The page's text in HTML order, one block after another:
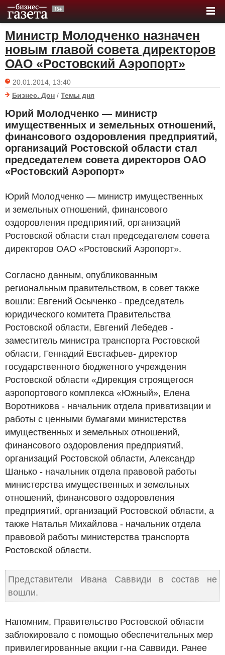
Министр Молодченко назначен
новым главой совета директоров
ОАО «Ростовский Аэропорт»
20.01.2014, 13:40
Бизнес. Дон / Темы дня
Юрий Молодченко — министр
имущественных и земельных отношений,
финансового оздоровления предприятий,
организаций Ростовской области стал
председателем совета директоров ОАО
«Ростовский Аэропорт»
Юрий Молодченко — министр имущественных
и земельных отношений, финансового
оздоровления предприятий, организаций
Ростовской области стал председателем совета
директоров ОАО «Ростовский Аэропорт».
Согласно данным, опубликованным
региональным правительством, в совет также
вошли: Евгений Осыченко - председатель
юридического комитета Правительства
Ростовской области, Евгений Лебедев -
заместитель министра транспорта Ростовской
области, Геннадий Евстафьев- директор
государственного бюджетного учреждения
Ростовской области «Дирекция строящегося
аэропортового комплекса «Южный», Елена
Воротникова - начальник отдела приватизации и
работы с ценными бумагами министерства
имущественных и земельных отношений,
финансового оздоровления предприятий,
организаций Ростовской области, Александр
Шанько - начальник отдела правовой работы
министерства имущественных и земельных
отношений, финансового оздоровления
предприятий, организаций Ростовской области, а
также Наталья Михайлова - начальник отдела
правовой работы министерства транспорта
Ростовской области.
Представители Ивана Саввиди в состав не
вошли.
Напомним, Правительство Ростовской области
заблокировало с помощью обеспечительных мер
привилегированные акции г-на Саввиди. Ранее